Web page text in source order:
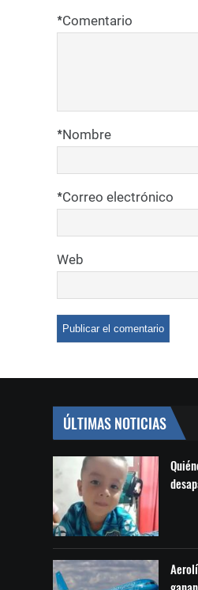
Comentario
*
Nombre
*
Correo electrónico
*
Web
ÚLTIMAS NOTICIAS